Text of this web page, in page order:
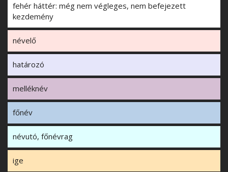
fehér háttér: még nem végleges, nem befejezett
kezdemény
névelő
határozó
melléknév
főnév
névutó, főnévrag
ige